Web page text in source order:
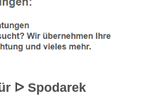
ᐅ Spodarek